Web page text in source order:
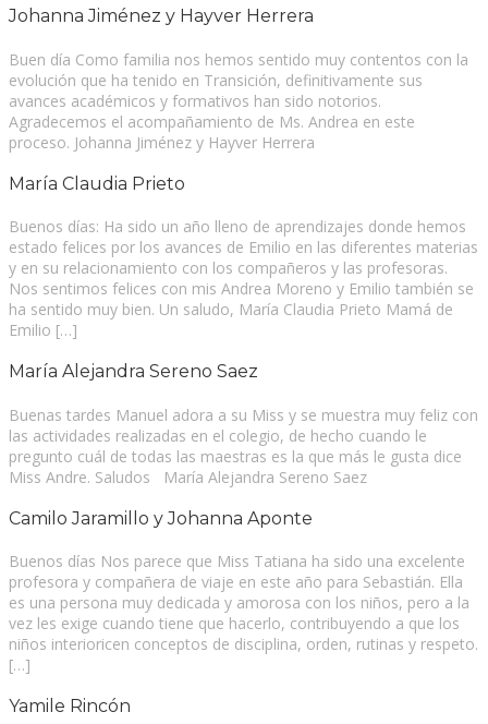
Johanna Jiménez y Hayver Herrera
Buen día Como familia nos hemos sentido muy contentos con la
evolución que ha tenido en Transición, definitivamente sus
avances académicos y formativos han sido notorios.
Agradecemos el acompañamiento de Ms. Andrea en este
proceso. Johanna Jiménez y Hayver Herrera
María Claudia Prieto
Buenos días: Ha sido un año lleno de aprendizajes donde hemos
estado felices por los avances de Emilio en las diferentes materias
y en su relacionamiento con los compañeros y las profesoras.
Nos sentimos felices con mis Andrea Moreno y Emilio también se
ha sentido muy bien. Un saludo, María Claudia Prieto Mamá de
Emilio […]
María Alejandra Sereno Saez
Buenas tardes Manuel adora a su Miss y se muestra muy feliz con
las actividades realizadas en el colegio, de hecho cuando le
pregunto cuál de todas las maestras es la que más le gusta dice
Miss Andre. Saludos María Alejandra Sereno Saez
Camilo Jaramillo y Johanna Aponte
Buenos días Nos parece que Miss Tatiana ha sido una excelente
profesora y compañera de viaje en este año para Sebastián. Ella
es una persona muy dedicada y amorosa con los niños, pero a la
vez les exige cuando tiene que hacerlo, contribuyendo a que los
niños interioricen conceptos de disciplina, orden, rutinas y respeto.
[…]
Yamile Rincón